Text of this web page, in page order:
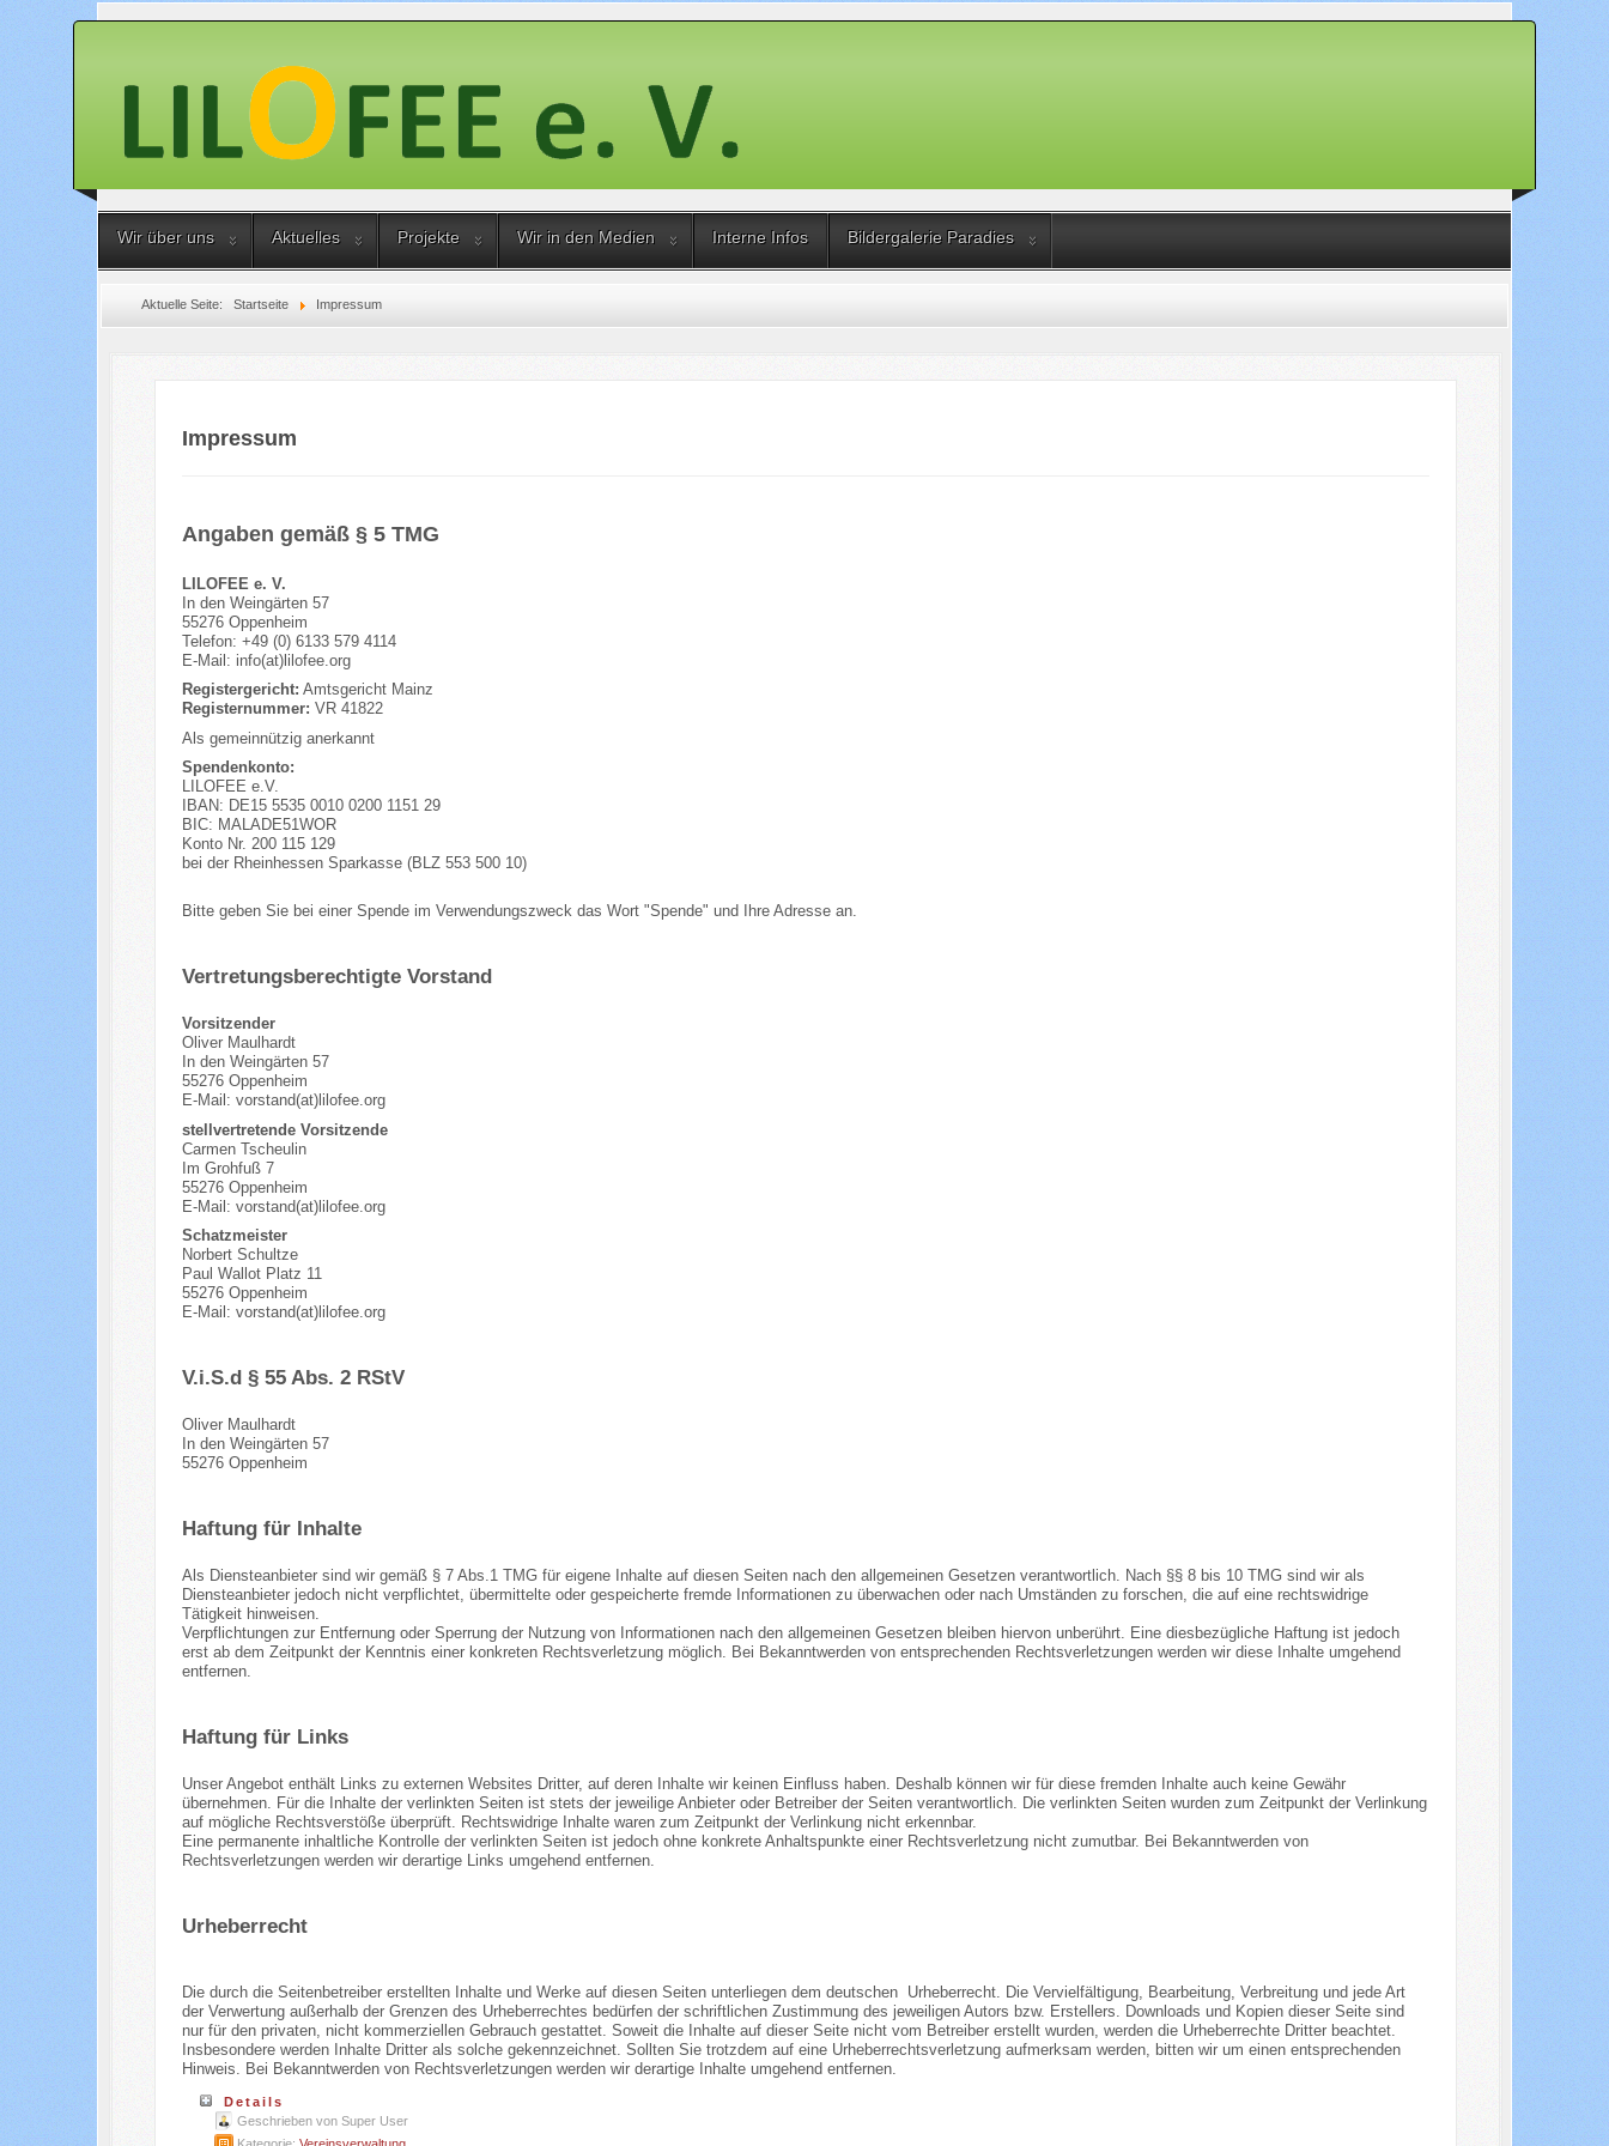
Wir über uns Aktuelles Projekte Wir in den Medien Interne Infos Bildergalerie Paradies
Aktuelle Seite:Startseite Impressum
Impressum
Angaben gemäß § 5 TMG
LILOFEE e. V.
In den Weingärten 57
55276 Oppenheim
Telefon: +49 (0) 6133 579 4114
E-Mail: info(at)lilofee.org
Registergericht: Amtsgericht Mainz
Registernummer: VR 41822
Als gemeinnützig anerkannt
Spendenkonto:
LILOFEE e.V.
IBAN: DE15 5535 0010 0200 1151 29
BIC: MALADE51WOR
Konto Nr. 200 115 129
bei der Rheinhessen Sparkasse (BLZ 553 500 10)
Bitte geben Sie bei einer Spende im Verwendungszweck das Wort "Spende" und Ihre Adresse an.
Vertretungsberechtigte Vorstand
Vorsitzender
Oliver Maulhardt
In den Weingärten 57
55276 Oppenheim
E-Mail: vorstand(at)lilofee.org
stellvertretende Vorsitzende
Carmen Tscheulin
Im Grohfuß 7
55276 Oppenheim
E-Mail: vorstand(at)lilofee.org
Schatzmeister
Norbert Schultze
Paul Wallot Platz 11
55276 Oppenheim
E-Mail: vorstand(at)lilofee.org
V.i.S.d § 55 Abs. 2 RStV
Oliver Maulhardt
In den Weingärten 57
55276 Oppenheim
Haftung für Inhalte
Als Diensteanbieter sind wir gemäß § 7 Abs.1 TMG für eigene Inhalte auf diesen Seiten nach den allgemeinen Gesetzen verantwortlich. Nach §§ 8 bis 10 TMG sind wir als
Diensteanbieter jedoch nicht verpflichtet, übermittelte oder gespeicherte fremde Informationen zu überwachen oder nach Umständen zu forschen, die auf eine rechtswidrige
Tätigkeit hinweisen.
Verpflichtungen zur Entfernung oder Sperrung der Nutzung von Informationen nach den allgemeinen Gesetzen bleiben hiervon unberührt. Eine diesbezügliche Haftung ist jedoch
erst ab dem Zeitpunkt der Kenntnis einer konkreten Rechtsverletzung möglich. Bei Bekanntwerden von entsprechenden Rechtsverletzungen werden wir diese Inhalte umgehend
entfernen.
Haftung für Links
Unser Angebot enthält Links zu externen Websites Dritter, auf deren Inhalte wir keinen Einfluss haben. Deshalb können wir für diese fremden Inhalte auch keine Gewähr
übernehmen. Für die Inhalte der verlinkten Seiten ist stets der jeweilige Anbieter oder Betreiber der Seiten verantwortlich. Die verlinkten Seiten wurden zum Zeitpunkt der Verlinkung
auf mögliche Rechtsverstöße überprüft. Rechtswidrige Inhalte waren zum Zeitpunkt der Verlinkung nicht erkennbar.
Eine permanente inhaltliche Kontrolle der verlinkten Seiten ist jedoch ohne konkrete Anhaltspunkte einer Rechtsverletzung nicht zumutbar. Bei Bekanntwerden von
Rechtsverletzungen werden wir derartige Links umgehend entfernen.
Urheberrecht
Die durch die Seitenbetreiber erstellten Inhalte und Werke auf diesen Seiten unterliegen dem deutschen Urheberrecht. Die Vervielfältigung, Bearbeitung, Verbreitung und jede Art
der Verwertung außerhalb der Grenzen des Urheberrechtes bedürfen der schriftlichen Zustimmung des jeweiligen Autors bzw. Erstellers. Downloads und Kopien dieser Seite sind
nur für den privaten, nicht kommerziellen Gebrauch gestattet. Soweit die Inhalte auf dieser Seite nicht vom Betreiber erstellt wurden, werden die Urheberrechte Dritter beachtet.
Insbesondere werden Inhalte Dritter als solche gekennzeichnet. Sollten Sie trotzdem auf eine Urheberrechtsverletzung aufmerksam werden, bitten wir um einen entsprechenden
Hinweis. Bei Bekanntwerden von Rechtsverletzungen werden wir derartige Inhalte umgehend entfernen.
Details
Geschrieben vonSuper User